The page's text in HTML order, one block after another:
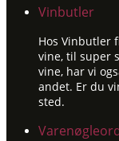
Vinbutler
Hos Vinbutler
vine, til super
vine, har vi
andet. Er du
sted.